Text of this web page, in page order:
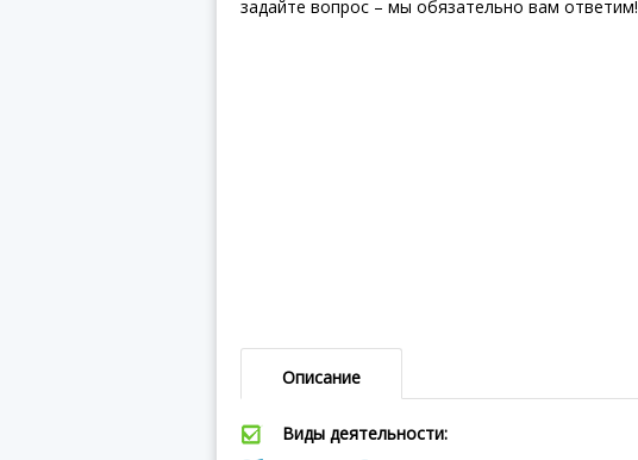
задайте вопрос – мы обязательно вам ответим!
Описание
Виды деятельности: